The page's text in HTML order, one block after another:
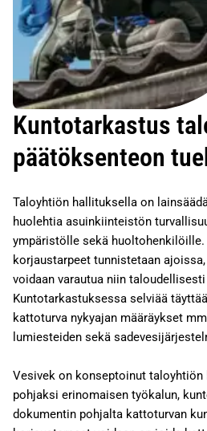
Kuntotarkastus
päätöksenteon
Taloyhtiön hallituksella on
huolehtia asuinkiinteistön
ympäristölle sekä huoltohenkilöille.
korjaustarpeet tunnistetaan
voidaan varautua niin
Kuntotarkastuksessa selviää
kattoturva nykyajan määräykset
lumiesteiden sekä
Vesivek on konseptoinut
pohjaksi erinomaisen työkalun,
dokumentin pohjalta kattoturvan